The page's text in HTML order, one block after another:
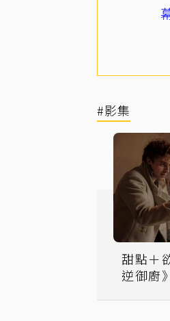
#影集
甜點＋
逆御廚